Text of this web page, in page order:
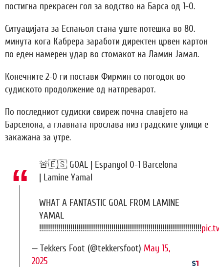
постигна прекрасен гол за водство на Барса од 1-0.
Ситуацијата за Еспањол стана уште потешка во 80.
минута кога Кабрера заработи директен црвен картон
по еден намерен удар во стомакот на Ламин Јамал.
Конечните 2-0 ги постави Фирмин со погодок во
судиското продолжение од натпреварот.
По последниот судиски свиреж почна славјето на
Барселона, а главната прослава низ градските улици е
закажана за утре.
🚨🇪🇸 GOAL | Espanyol 0-1 Barcelona
| Lamine Yamal
WHAT A FANTASTIC GOAL FROM LAMINE
YAMAL
!!!!!!!!!!!!!!!!!!!!!!!!!!!!!!!!!!!!!!!!!!!!!!!!!!!!!!!!!!!!!!!!!!!!!!!!!!!!!!!!!!!
— Tekkers Foot (@tekkersfoot) May 15,
2025